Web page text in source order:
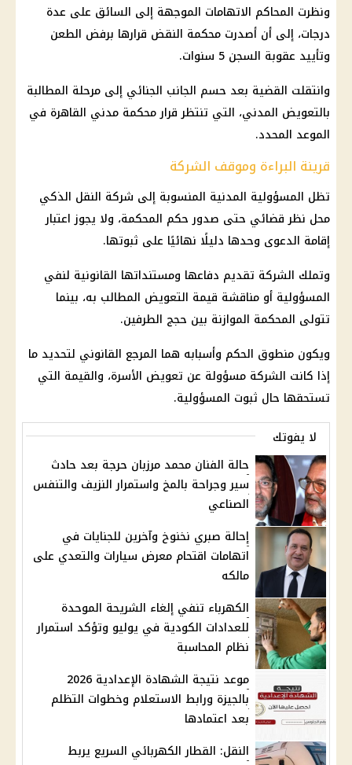
ونظرت المحاكم الاتهامات الموجهة إلى السائق على عدة
درجات، إلى أن أصدرت محكمة النقض قرارها برفض الطعن
وتأييد عقوبة السجن 5 سنوات.
وانتقلت القضية بعد حسم الجانب الجنائي إلى مرحلة المطالبة
بالتعويض المدني، التي تنتظر قرار محكمة مدني القاهرة في
الموعد المحدد.
قرينة البراءة وموقف الشركة
تظل المسؤولية المدنية المنسوبة إلى شركة النقل الذكي
محل نظر قضائي حتى صدور حكم المحكمة، ولا يجوز اعتبار
إقامة الدعوى وحدها دليلًا نهائيًا على ثبوتها.
وتملك الشركة تقديم دفاعها ومستنداتها القانونية لنفي
المسؤولية أو مناقشة قيمة التعويض المطالب به، بينما
تتولى المحكمة الموازنة بين حجج الطرفين.
ويكون منطوق الحكم وأسبابه هما المرجع القانوني لتحديد ما
إذا كانت الشركة مسؤولة عن تعويض الأسرة، والقيمة التي
تستحقها حال ثبوت المسؤولية.
لا يفوتك
حالة الفنان محمد مرزبان حرجة بعد حادث
سير وجراحة بالمخ واستمرار النزيف والتنفس
الصناعي
إحالة صبري نخنوخ وآخرين للجنايات في
اتهامات اقتحام معرض سيارات والتعدي على
مالكه
الكهرباء تنفي إلغاء الشريحة الموحدة
للعدادات الكودية في يوليو وتؤكد استمرار
نظام المحاسبة
موعد نتيجة الشهادة الإعدادية 2026
بالجيزة ورابط الاستعلام وخطوات التظلم
بعد اعتمادها
النقل: القطار الكهربائي السريع يربط